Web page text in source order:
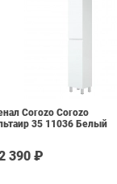
Corozo Corozo
35 11036 Белый
390 ₽